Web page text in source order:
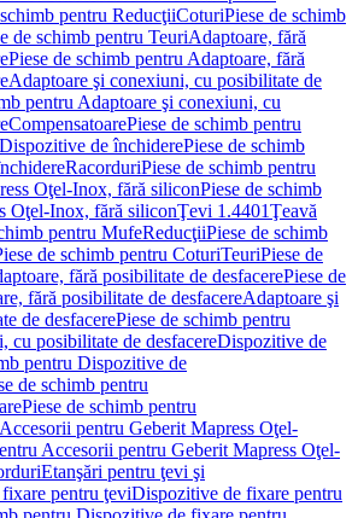
pentru ReducţiiCoturiPiese de schimb
de schimb pentru TeuriAdaptoare, fără
Piese de schimb pentru Adaptoare, fără
Adaptoare şi conexiuni, cu posibilitate de
pentru Adaptoare şi conexiuni, cu
CompensatoarePiese de schimb pentru
Dispozitive de închiderePiese de schimb
RacorduriPiese de schimb pentru
Oţel-Inox, fără siliconPiese de schimb
Oţel-Inox, fără siliconŢevi 1.4401Ţeavă
pentru MufeReducţiiPiese de schimb
de schimb pentru CoturiTeuriPiese de
fără posibilitate de desfacerePiese de
fără posibilitate de desfacereAdaptoare şi
de desfacerePiese de schimb pentru
cu posibilitate de desfacereDispozitive de
pentru Dispozitive de
de schimb pentru
Piese de schimb pentru
Accesorii pentru Geberit Mapress Oţel-
Accesorii pentru Geberit Mapress Oţel-
Etanşări pentru ţevi şi
pentru ţeviDispozitive de fixare pentru